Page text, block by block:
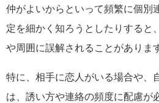
仲がよいからといって頻繁に個別
定を細かく知ろうとしたりすると
や周囲に誤解されることがありま
特に、相手に恋人がいる場合や、
は、誘い方や連絡の頻度に配慮が